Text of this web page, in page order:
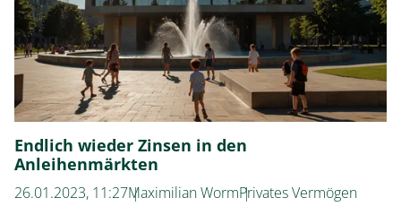
Endlich wieder Zinsen in den
Anleihenmärkten
26.01.2023, 11:27Maximilian WormPrivates Vermögen